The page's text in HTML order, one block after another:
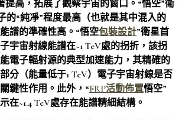
提高，拓展了觀察宇宙的窗口。“悟空”衛
的“純凈”程度最高（也就是其中混入的
譜的準確性高。“悟空包裝設計”衛星首
宇宙射線能譜在~1 TeV處的拐折，該拐
電子輻射源的典型加速能力，其精確的
分（能量低于1 TeV）電子宇宙射線是否
鍵性作用。此外，“FRP活動佈置悟空”
在~1.4 TeV處存在能譜精細結構。